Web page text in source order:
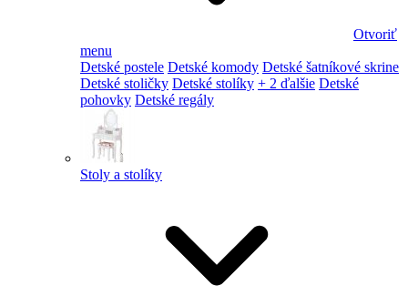
Otvoriť
menu
Detské postele Detské komody Detské šatníkové skrine
Detské stoličky Detské stolíky + 2 ďalšie Detské
pohovky Detské regály
Stoly a stolíky